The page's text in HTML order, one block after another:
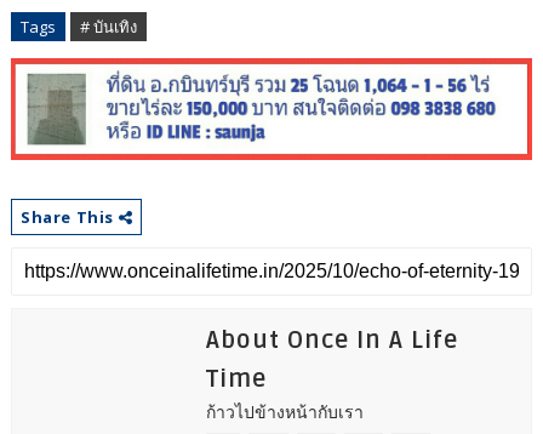
Tags # บันเทิง
Share This
About Once In A Life
Time
ก้าวไปข้างหน้ากับเรา